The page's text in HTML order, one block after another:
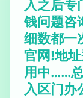
入之后专
钱问题咨
细数都一
官网!地
用中……
入区门办